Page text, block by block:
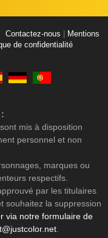
Contactez-nous
Mentions
de confidentialité
mis à disposition
personnel et non
marques ou
respectifs.
par les titulaires
souhaitez la suppression
via notre formulaire de
.